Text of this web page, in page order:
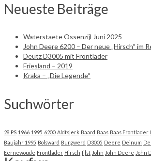
Neueste Beiträge
Waterstaete Ossenzijl Juni 2025
John Deere 6200 – Der neue „Hirsch“ im
Deutz D3005 mit Frontlader
Friesland – 2019
Kraka – „Die Legende“
Suchwörter
28 PS 1966 1995 6200 Aldtsjerk Baard Baas Baas Frontlader
Baujahr 1995 Bolsward Burgwerd D3005 Deere Deinum
Eernewoude Frontlader Hirsch Ijlst John John Deere John